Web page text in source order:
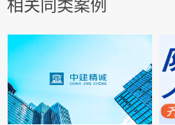
相关同类案例